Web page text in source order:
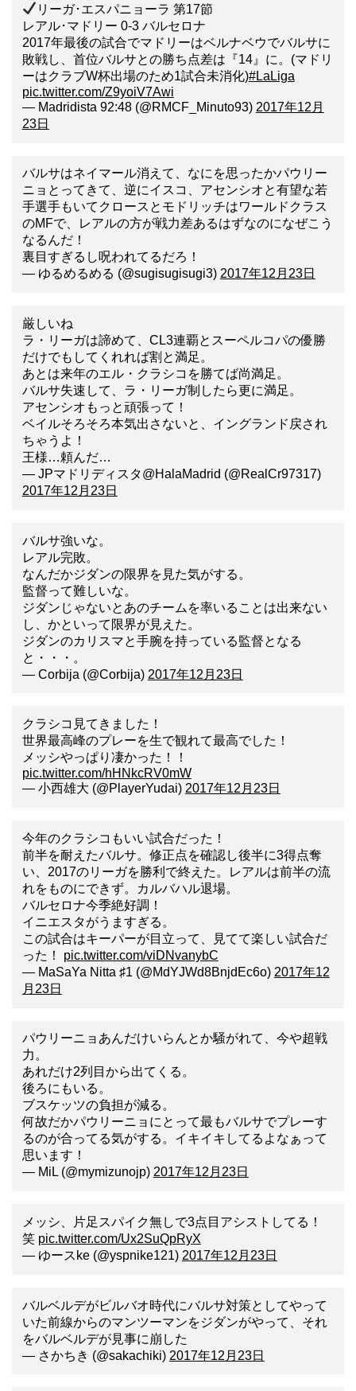
リーガ･エスパニョーラ 第17節
レアル･マドリー 0-3 バルセロナ
2017年最後の試合でマドリーはベルナベウでバルサに
敗戦し、首位バルサとの勝ち点差は『14』に。(マドリ
ーはクラブW杯出場のため1試合未消化)#LaLiga
pic.twitter.com/Z9yoiV7Awi
— Madridista 92:48 (@RMCF_Minuto93) 2017年12月
23日
バルサはネイマール消えて、なにを思ったかパウリー
ニョとってきて、逆にイスコ、アセンシオと有望な若
手選手もいてクロースとモドリッチはワールドクラス
のMFで、レアルの方が戦力差あるはずなのになぜこう
なるんだ！
裏目すぎるし呪われてるだろ！
— ゆるめるめる (@sugisugisugi3) 2017年12月23日
厳しいね
ラ・リーガは諦めて、CL3連覇とスーペルコパの優勝
だけでもしてくれれば割と満足。
あとは来年のエル・クラシコを勝てば尚満足。
バルサ失速して、ラ・リーガ制したら更に満足。
アセンシオもっと頑張って！
ベイルそろそろ本気出さないと、イングランド戻され
ちゃうよ！
王様…頼んだ…
— JPマドリディスタ@HalaMadrid (@RealCr97317)
2017年12月23日
バルサ強いな。
レアル完敗。
なんだかジダンの限界を見た気がする。
監督って難しいな。
ジダンじゃないとあのチームを率いることは出来ない
し、かといって限界が見えた。
ジダンのカリスマと手腕を持っている監督となる
と・・・。
— Corbija (@Corbija) 2017年12月23日
クラシコ見てきました！
世界最高峰のプレーを生で観れて最高でした！
メッシやっぱり凄かった！！
pic.twitter.com/hHNkcRV0mW
— 小西雄大 (@PlayerYudai) 2017年12月23日
今年のクラシコもいい試合だった！
前半を耐えたバルサ。修正点を確認し後半に3得点奪
い、2017のリーガを勝利で終えた。レアルは前半の流
れをものにできず。カルバハル退場。
バルセロナ今季絶好調！
イニエスタがうますぎる。
この試合はキーパーが目立って、見てて楽しい試合だ
った！ pic.twitter.com/viDNvanybC
— MaSaYa Nitta ♯1 (@MdYJWd8BnjdEc6o) 2017年12
月23日
パウリーニョあんだけいらんとか騒がれて、今や超戦
力。
あれだけ2列目から出てくる。
後ろにもいる。
ブスケッツの負担が減る。
何故だかパウリーニョにとって最もバルサでプレーす
るのが合ってる気がする。イキイキしてるよなぁって
思います！
— MiL (@mymizunojp) 2017年12月23日
メッシ、片足スパイク無しで3点目アシストしてる！
笑 pic.twitter.com/Ux2SuQpRyX
— ゆースke (@yspnike121) 2017年12月23日
バルベルデがビルバオ時代にバルサ対策としてやって
いた前線からのマンツーマンをジダンがやって、それ
をバルベルデが見事に崩した
— さかちき (@sakachiki) 2017年12月23日